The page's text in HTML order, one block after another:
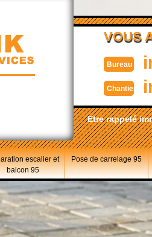
VOUS
Bureau
Chantier
Etre rappelé
escalier et
balcon 95
Pose de carrelage 95